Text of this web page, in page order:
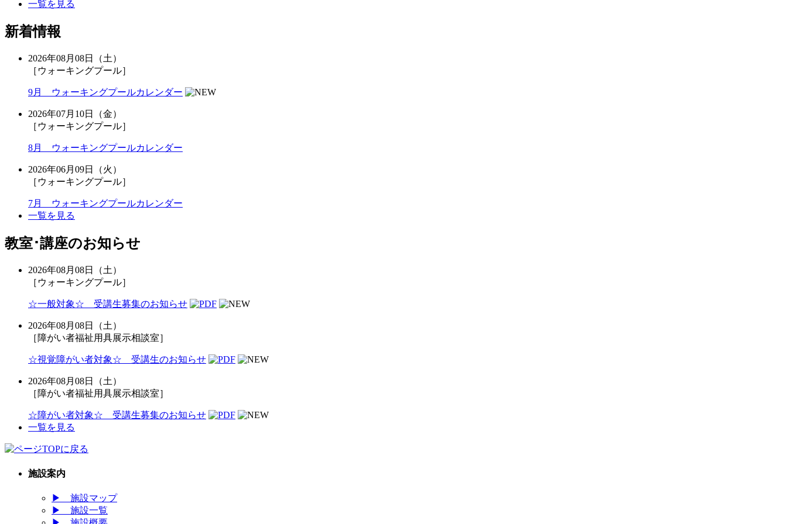
一覧を見る
新着情報
2026年08月08日（土）
［ウォーキングプール］
9月 ウォーキングプールカレンダー
2026年07月10日（金）
［ウォーキングプール］
8月 ウォーキングプールカレンダー
2026年06月09日（火）
［ウォーキングプール］
7月 ウォーキングプールカレンダー
一覧を見る
教室･講座のお知らせ
2026年08月08日（土）
［ウォーキングプール］
☆一般対象☆ 受講生募集のお知らせ
2026年08月08日（土）
［障がい者福祉用具展示相談室］
☆視覚障がい者対象☆ 受講生のお知らせ
2026年08月08日（土）
［障がい者福祉用具展示相談室］
☆障がい者対象☆ 受講生募集のお知らせ
一覧を見る
施設案内
▶ 施設マップ
▶ 施設一覧